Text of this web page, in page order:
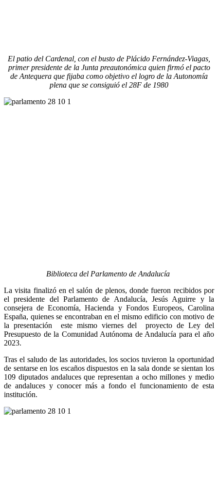
El patio del Cardenal, con el busto de Plácido Fernández-Viagas,
primer presidente de la Junta preautonómica quien firmó el pacto
de Antequera que fijaba como objetivo el logro de la Autonomía
plena que se consiguió el 28F de 1980
Biblioteca del Parlamento de Andalucía
La visita finalizó en el salón de plenos, donde fueron recibidos por
el presidente del Parlamento de Andalucía, Jesús Aguirre y la
consejera de Economía, Hacienda y Fondos Europeos, Carolina
España, quienes se encontraban en el mismo edificio con motivo de
la presentación este mismo viernes del proyecto de Ley del
Presupuesto de la Comunidad Autónoma de Andalucía para el año
2023.
Tras el saludo de las autoridades, los socios tuvieron la oportunidad
de sentarse en los escaños dispuestos en la sala donde se sientan los
109 diputados andaluces que representan a ocho millones y medio
de andaluces y conocer más a fondo el funcionamiento de esta
institución.